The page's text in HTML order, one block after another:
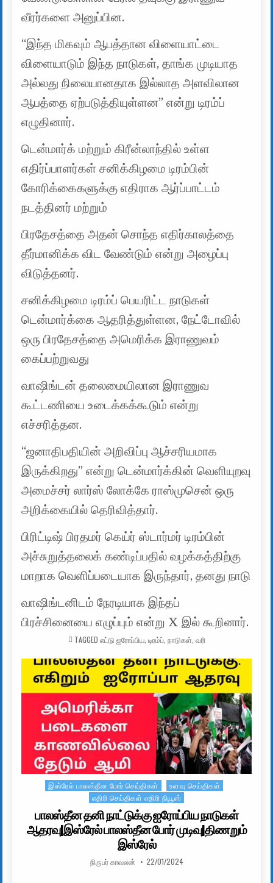
வீரர்களை அனுப்பின.
“இந்த மிகவும் ஆபத்தான விளையாட்டை
விளையாடும் இந்த நாடுகள், தாங்க முடியாத
அல்லது நிலையானதாக இல்லாத அளவிலான
ஆபத்தை ஏற்படுத்தியுள்ளன” என்று டிரம்ப்
எழுதினார்.
டென்மார்க் மற்றும் கிரீன்லாந்தில் உள்ள
எதிர்ப்பாளர்கள் சனிக்கிழமை டிரம்பின்
கோரிக்கைகளுக்கு எதிராக ஆர்ப்பாட்டம்
நடத்தினர் மற்றும்
பிரதேசத்தை அதன் சொந்த எதிர்காலத்தை
தீர்மானிக்க விட வேண்டும் என்று அழைப்பு
விடுத்தனர்.
சனிக்கிழமை டிரம்ப் பெயரிட்ட நாடுகள்
டென்மார்க்கை ஆதரித்துள்ளன, நேட்டோவில்
ஒரு பிரதேசத்தை அமெரிக்க இராணுவம்
கைப்பற்றுவது
வாஷிங்டன் தலைமையிலான இராணுவ
கூட்டணியை உடைக்கக்கூடும் என்று
எச்சரித்தன.
“ஜனாதிபதியின் அறிவிப்பு ஆச்சரியமாக
இருக்கிறது” என்று டென்மார்க்கின் வெளியுறவு
அமைச்சர் லார்ஸ் லோக்கே ராஸ்முசென் ஒரு
அறிக்கையில் தெரிவித்தார்.
பிரிட்டிஷ் பிரதமர் கெய்ர் ஸ்டார்மர் டிரம்பின்
அச்சுறுத்தலைக் கண்டிப்பதில் வழக்கத்திற்கு
மாறாக வெளிப்படையாக இருந்தார், தனது நாடு
வாஷிங்டனிடம் நேரடியாக இந்தப்
பிரச்சினையை எழுப்பும் என்று X இல் கூறினார்.
TAGGED எட்டு ஐரோப்பிய, டிரம்ப், நாடுகள் வரி
Posted in
இஸ்ரேல் பாலஸ்தீன போர் செய்திகள்
உளவு செய்திகள்
எதிரி செய்திகள் எதிரி நியூஸ்
பாலஸ்தீன தனி நாட்டுக்கு ஐரோப்பிய நாடுகள்
ஆதரவு|இஸ்ரேல் பாலஸ்தீன போர் முடிவு|திணறும்
இஸ்ரேல்
AUTHOR:
நிருபர் காவலன் PUBLISHED DATE:
22/01/2024